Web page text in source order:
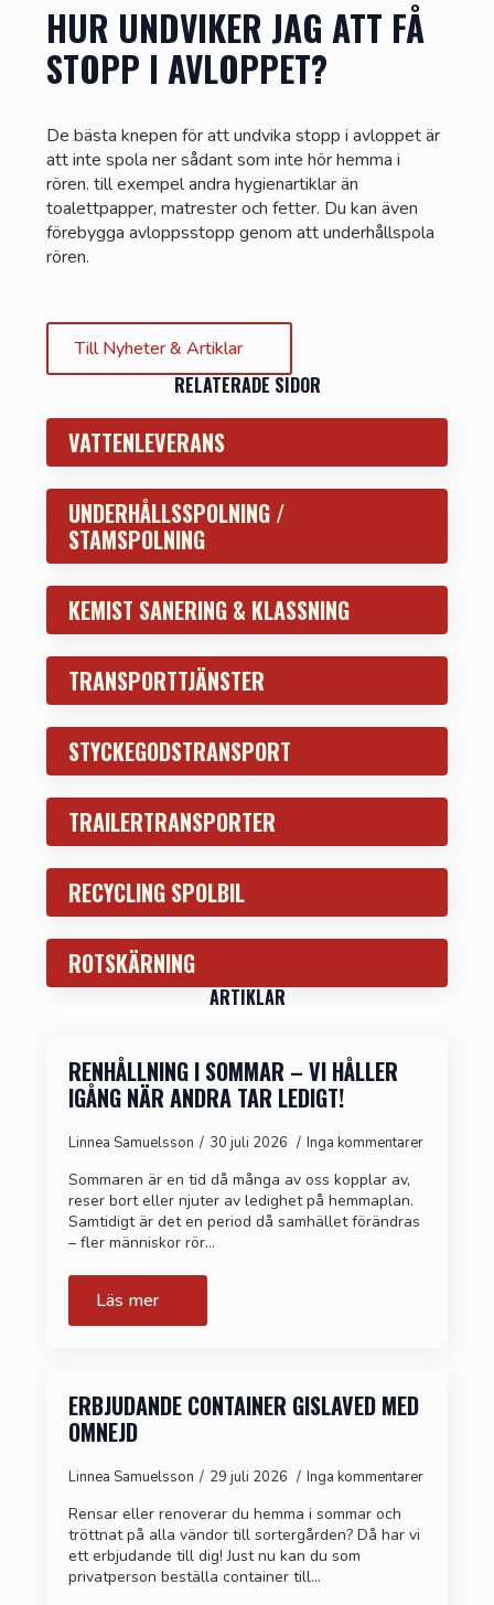
HUR UNDVIKER JAG ATT FÅ
STOPP I AVLOPPET?
De bästa knepen för att undvika stopp i avloppet är
att inte spola ner sådant som inte hör hemma i
rören. till exempel andra hygienartiklar än
toalettpapper, matrester och fetter. Du kan även
förebygga avloppsstopp genom att underhållspola
rören.
Till Nyheter & Artiklar
RELATERADE SIDOR
VATTENLEVERANS
UNDERHÅLLSSPOLNING /
STAMSPOLNING
KEMIST SANERING & KLASSNING
TRANSPORTTJÄNSTER
STYCKEGODSTRANSPORT
TRAILERTRANSPORTER
RECYCLING SPOLBIL
ROTSKÄRNING
ARTIKLAR
RENHÅLLNING I SOMMAR – VI HÅLLER
IGÅNG NÄR ANDRA TAR LEDIGT!
Linnea Samuelsson 30 juli 2026 Inga kommentarer
Sommaren är en tid då många av oss kopplar av,
reser bort eller njuter av ledighet på hemmaplan.
Samtidigt är det en period då samhället förändras
– fler människor rör…
Läs mer
ERBJUDANDE CONTAINER GISLAVED MED
OMNEJD
Linnea Samuelsson 29 juli 2026 Inga kommentarer
Rensar eller renoverar du hemma i sommar och
tröttnat på alla vändor till sortergården? Då har vi
ett erbjudande till dig! Just nu kan du som
privatperson beställa container till…